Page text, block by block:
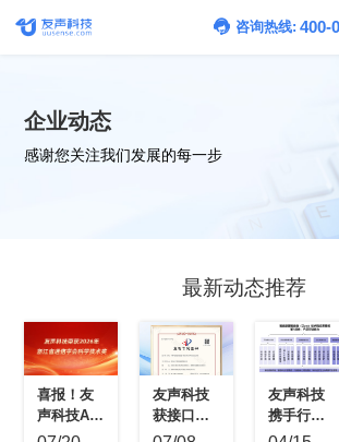
咨询热线: 400-
企业动态
感谢您关注我们发展的每一步
最新动态推荐